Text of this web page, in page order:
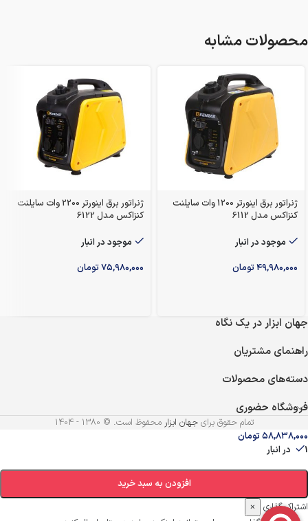
محصولات مشابه
ژنراتور برق اینورتر 1200 وات سایلنت
کنزاکس مدل 6112
موجود در انبار
۴۹,۹۸۰,۰۰۰تومان
ژنراتور برق اینورتر 2200 وات سایلنت
کنزاکس مدل 6122
موجود در انبار
۷۵,۹۸۰,۰۰۰تومان
جهان ابزار در یک نگاه
راهنمای مشتریان
دسته‌های محصولات
فروشگاه حضوری
تمام حقوق برایجهان ابزار محفوظ است. © 1380 - 1404
۵۸,۸۳۸,۰۰۰تومان
1 در انبار
افزودن به سبد خرید
اشتراک گذاری
×